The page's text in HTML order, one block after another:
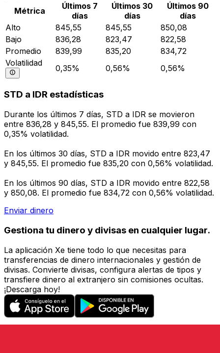
Métrica
Últimos 7
días
Últimos 30
días
Últimos 90
días
Alto
845,55 845,55
850,08
Bajo
836,28 823,47
822,58
Promedio
839,99 835,20
834,72
Volatilidad
0,35% 0,56% 0,56%
STD a IDR estadísticas
Durante los últimos 7 días, STD a IDR se movieron
entre 836,28 y 845,55. El promedio fue 839,99 con
0,35% volatilidad.
En los últimos 30 días, STD a IDR movido entre 823,47
y 845,55. El promedio fue 835,20 con 0,56% volatilidad.
En los últimos 90 días, STD a IDR movido entre 822,58
y 850,08. El promedio fue 834,72 con 0,56% volatilidad.
Enviar dinero
Gestiona tu dinero y divisas en cualquier lugar.
La aplicación Xe tiene todo lo que necesitas para
transferencias de dinero internacionales y gestión de
divisas. Convierte divisas, configura alertas de tipos y
transfiere dinero al extranjero sin comisiones ocultas.
¡Descarga hoy!